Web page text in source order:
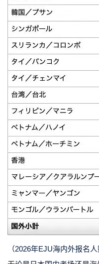
（2026年EJU海内外报名人